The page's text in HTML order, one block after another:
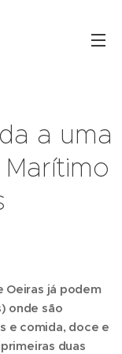
a uma
Oeiras já podem
onde são
e comida, doce e
duas